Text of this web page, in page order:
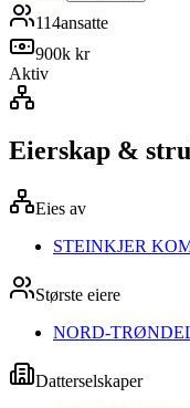
114ansatte
900k kr
Aktiv
Eierskap &
Eies av
STEINKJER
Største eiere
NORD-
Datterselskaper